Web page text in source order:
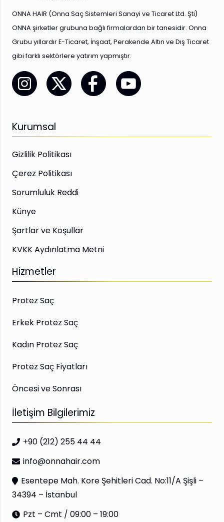
ONNA HAIR (Onna Saç Sistemleri Sanayi ve Ticaret Ltd. Şti)
ONNA şirketler grubuna bağlı firmalardan bir tanesidir. Onna
Grubu yıllardır E-Ticaret, İnşaat, Perakende Altın ve Dış Ticaret
gibi farklı sektörlere yatırım yapmıştır.
Kurumsal
Gizlilik Politikası
Çerez Politikası
Sorumluluk Reddi
Künye
Şartlar ve Koşullar
KVKK Aydınlatma Metni
Hizmetler
Protez Saç
Erkek Protez Saç
Kadın Protez Saç
Protez Saç Fiyatları
Öncesi ve Sonrası
İletişim Bilgilerimiz
+90 (212) 255 44 44
info@onnahair.com
Esentepe Mah. Kore Şehitleri Cad. No:11/A Şişli –
34394 – İstanbul
Pzt – Cmt / 09:00 – 19:00